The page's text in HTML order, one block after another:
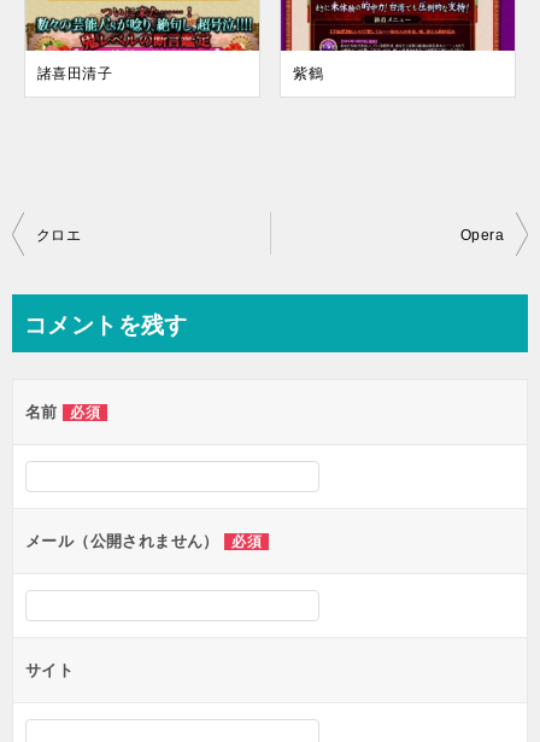
諸喜田清子 紫鶴
投
ビ
ー
シ
ョ
ン
クロエ Opera
コメントを残す
名前 必須
メール（公開されません） 必須
サイト